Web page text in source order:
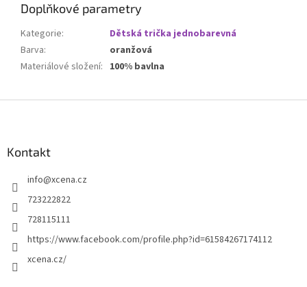
Doplňkové parametry
Kategorie:
Dětská trička jednobarevná
Barva:
oranžová
Materiálové složení: 100% bavlna
Kontakt
info@xcena.cz
723222822
728115111
https://www.facebook.com/profile.php?id=61584267174112
xcena.cz/